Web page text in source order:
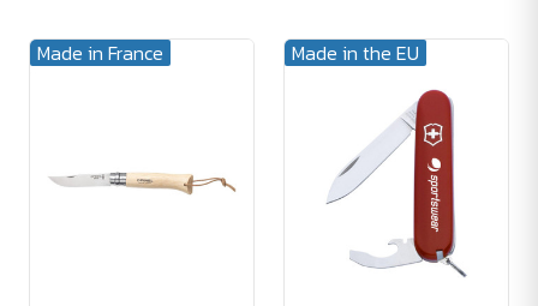
Made in France Made in the EU